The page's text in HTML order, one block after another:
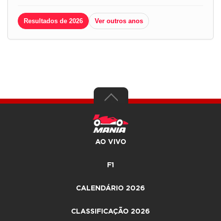
Resultados de 2026 Ver outros anos
AO VIVO
F1
CALENDÁRIO 2026
CLASSIFICAÇÃO 2026